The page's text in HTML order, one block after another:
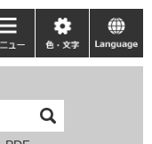
色・
文
language